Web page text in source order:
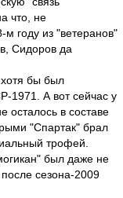
что, не
м году из "ветеранов"
Сидоров да
бы был
1971. А вот сейчас у
осталось в составе
"Спартак" брал
трофей.
был даже не
сезона-2009